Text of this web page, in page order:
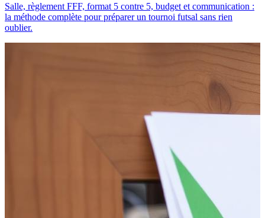
Salle, règlement FFF, format 5 contre 5, budget et communication :
la méthode complète pour préparer un tournoi futsal sans rien
oublier.